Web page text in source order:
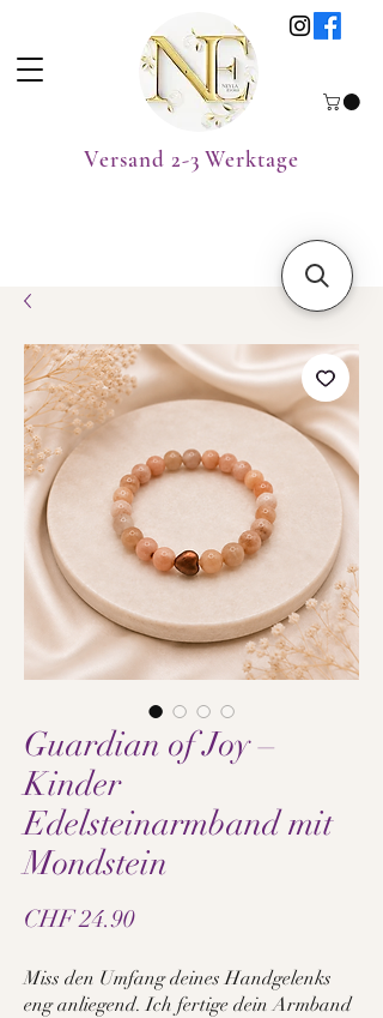
Versand 2-3 Werktage
Guardian of Joy –
Kinder
Edelsteinarmband mit
Mondstein
CHF 24.90Preis
Miss den Umfang deines Handgelenks
eng anliegend. Ich fertige dein Armband